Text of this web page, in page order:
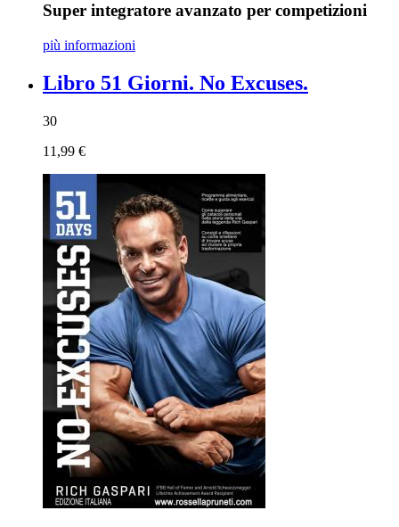
Super integratore avanzato per competizioni
più informazioni
Libro 51 Giorni. No Excuses.
30
11,99 €